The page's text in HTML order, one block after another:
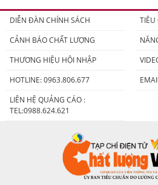
DIỄN ĐÀN CHÍNH SÁCH
TIÊU
CẢNH BÁO CHẤT LƯỢNG
THƯƠNG HIỆU HỘI NHẬP
HOTLINE: 0963.806.677
LIÊN HỆ QUẢNG CÁO :
TEL:0988.624.621